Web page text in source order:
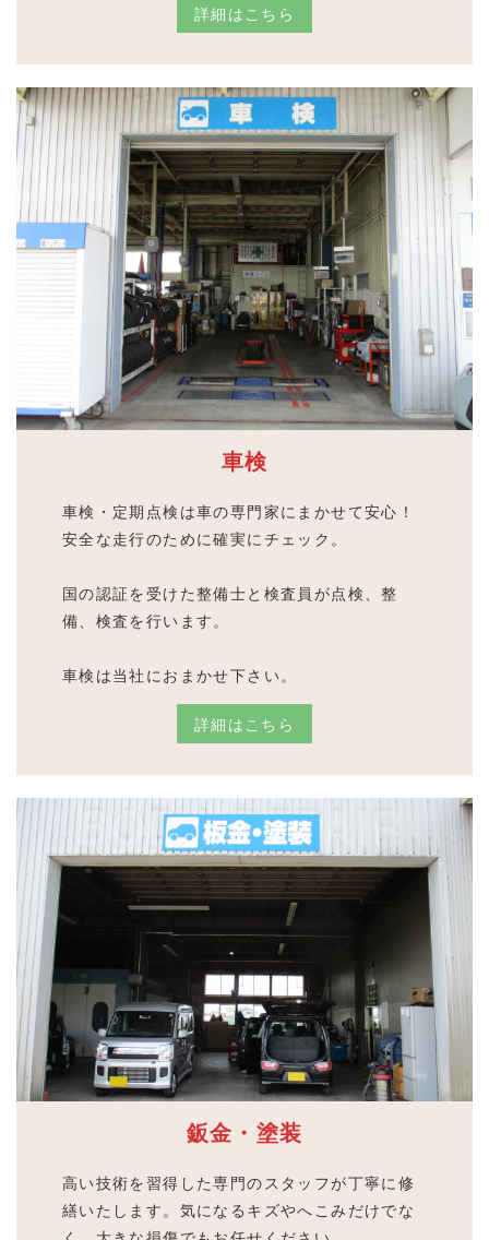
詳細はこちら
車検
車検・定期点検は車の専門家にまかせて安心！
安全な走行のために確実にチェック。
国の認証を受けた整備士と検査員が点検、整
備、検査を行います。
車検は当社におまかせ下さい。
詳細はこちら
鈑金・塗装
高い技術を習得した専門のスタッフが丁寧に修
繕いたします。気になるキズやへこみだけでな